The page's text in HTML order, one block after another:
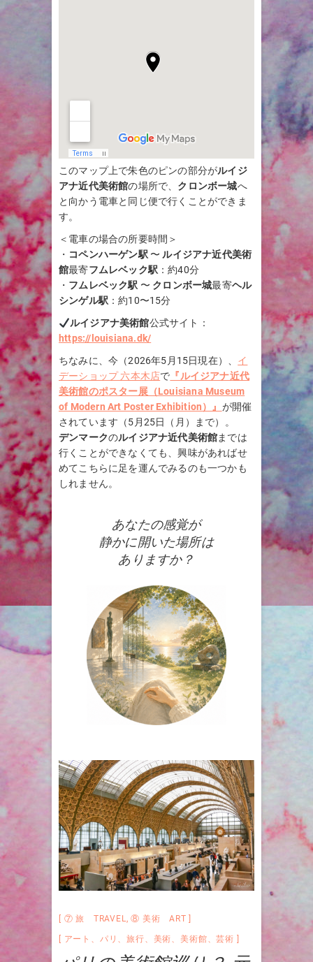
このマップ上で朱色のピンの部分がルイジ
アナ近代美術館の場所で、 クロンボー城へ
と向かう電車と同じ便で行くことができま
す。
＜電車の場合の所要時間＞
・ コペンハーゲン駅〜ルイジアナ近代美術
館最寄フムレベック駅 ：約40分
・ フムレベック駅 〜 クロンボー城最寄ヘル
シンゲル駅 ：約10〜15分
ルイジアナ美術館公式サイト：
https://louisiana.dk/
ちなみに、今（2026年5月15日現在）、 イ
デーショップ 六本木店で 『ルイジアナ近代
美術館のポスター展（Louisiana Museum
of Modern Art Poster Exhibition）』 が開催
されています（5月25日（月）まで）。
デンマークのルイジアナ近代美術館までは
行くことができなくても、興味があればせ
めてこちらに足を運んでみるのも一つかも
しれません。
あなたの感覚が
静かに開いた場所は
ありますか？
⑦ 旅 TRAVEL,⑧ 美術 ART
アート 、 パリ 、旅行、 美術、美術館、芸術